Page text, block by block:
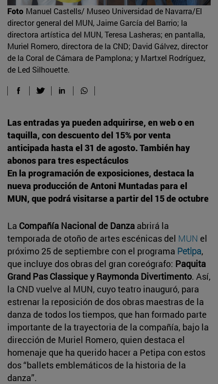
Foto Manuel Castells/ Museo Universidad de Navarra/El
director general del MUN, Jaime García del Barrio; la
directora artística del MUN, Teresa Lasheras; en pantalla,
Muriel Romero, directora de la CND; David Gálvez, director
de la Coral de Cámara de Pamplona; y Martxel Rodríguez,
de Led Silhouette.
Las entradas ya pueden adquirirse, en web o en
taquilla, con descuento del 15% por venta
anticipada hasta el 31 de agosto. También hay
abonos para tres espectáculos
En la programación de exposiciones, destaca la
nueva producción de Antoni Muntadas para el
MUN, que podrá visitarse a partir del 15 de octubre
La Compañía Nacional de Danza abrirá la
temporada de otoño de artes escénicas del MUN el
próximo 25 de septiembre con el programa Petipa,
que incluye dos obras del gran coreógrafo: Paquita
Grand Pas Classique y Raymonda Divertimento. Así,
la CND vuelve al MUN, cuyo teatro inauguró, para
estrenar la reposición de dos obras maestras de la
danza de todos los tiempos, que han formado parte
importante de la trayectoria de la compañía, bajo la
dirección de Muriel Romero, quien destaca el
homenaje que ha querido hacer a Petipa con estos
dos “ballets emblemáticos de la historia de la
danza”.